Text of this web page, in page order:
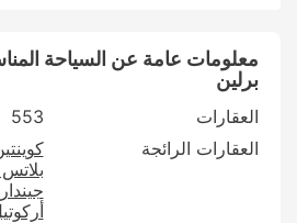
معلومات عامة عن السياحة
برلين
العقارات
553
العقارات الرائجة